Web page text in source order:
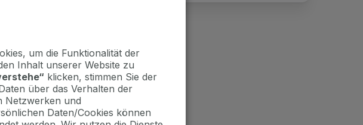
€ /
um die Funktionalität der
Inhalt unserer Website zu
klicken, stimmen Sie der
über das Verhalten der
Netzwerken und
Daten/Cookies können